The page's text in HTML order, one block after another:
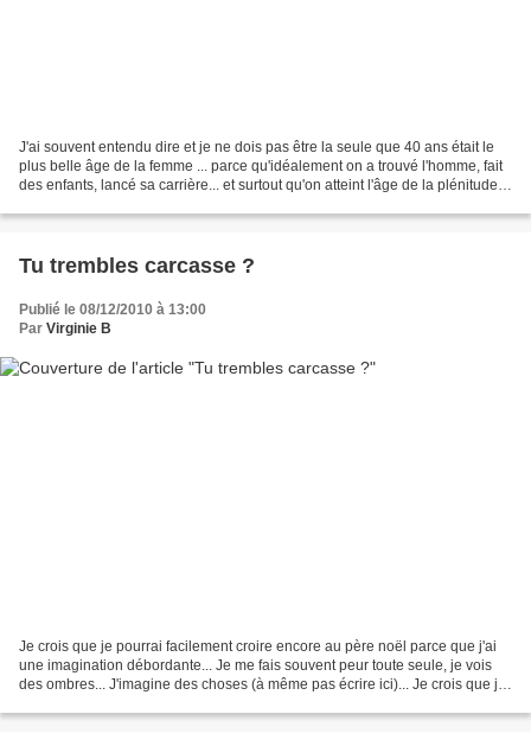
J'ai souvent entendu dire et je ne dois pas être la seule que 40 ans était le
plus belle âge de la femme ... parce qu'idéalement on a trouvé l'homme, fait
des enfants, lancé sa carrière... et surtout qu'on atteint l'âge de la plénitude !
Tu trembles carcasse ?
Publié le 08/12/2010 à 13:00
Par Virginie B
Je crois que je pourrai facilement croire encore au père noël parce que j'ai
une imagination débordante... Je me fais souvent peur toute seule, je vois
des ombres... J'imagine des choses (à même pas écrire ici)... Je crois que j'ai